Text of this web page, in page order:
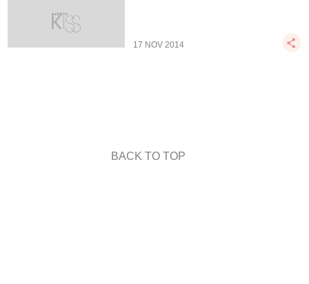
17 NOV 2014
BACK TO TOP